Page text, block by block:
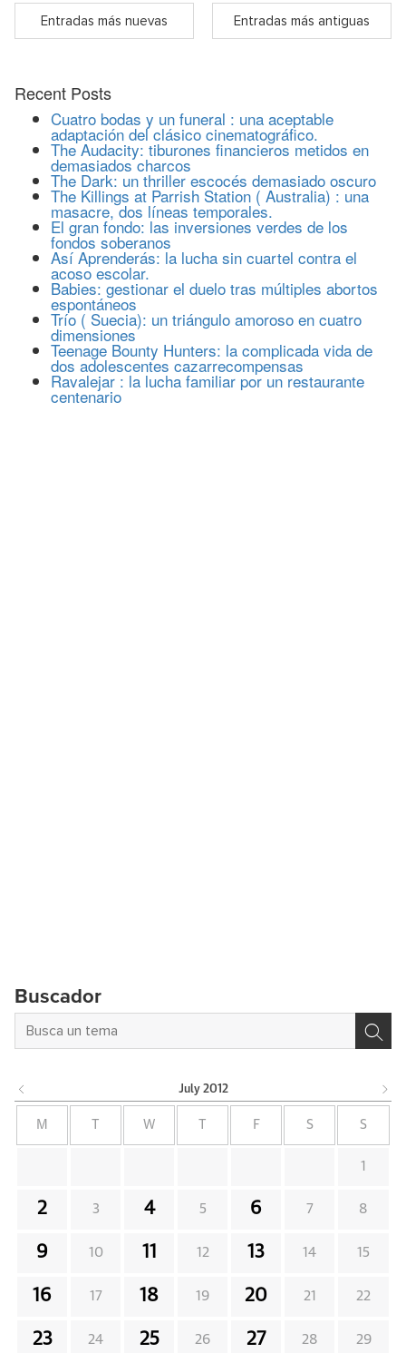
Entradas más nuevas Entradas más antiguas
Recent Posts
Cuatro bodas y un funeral : una aceptable
adaptación del clásico cinematográfico.
The Audacity: tiburones financieros metidos en
demasiados charcos
The Dark: un thriller escocés demasiado oscuro
The Killings at Parrish Station ( Australia) : una
masacre, dos líneas temporales.
El gran fondo: las inversiones verdes de los
fondos soberanos
Así Aprenderás: la lucha sin cuartel contra el
acoso escolar.
Babies: gestionar el duelo tras múltiples abortos
espontáneos
Trío ( Suecia): un triángulo amoroso en cuatro
dimensiones
Teenage Bounty Hunters: la complicada vida de
dos adolescentes cazarrecompensas
Ravalejar : la lucha familiar por un restaurante
centenario
Buscador
July 2012
M W F S S
1
2 3 4 5 6 7 8
9 10 11 12 13 14 15
16 17 18 19 20 21 22
23 24 25 26 27 28 29